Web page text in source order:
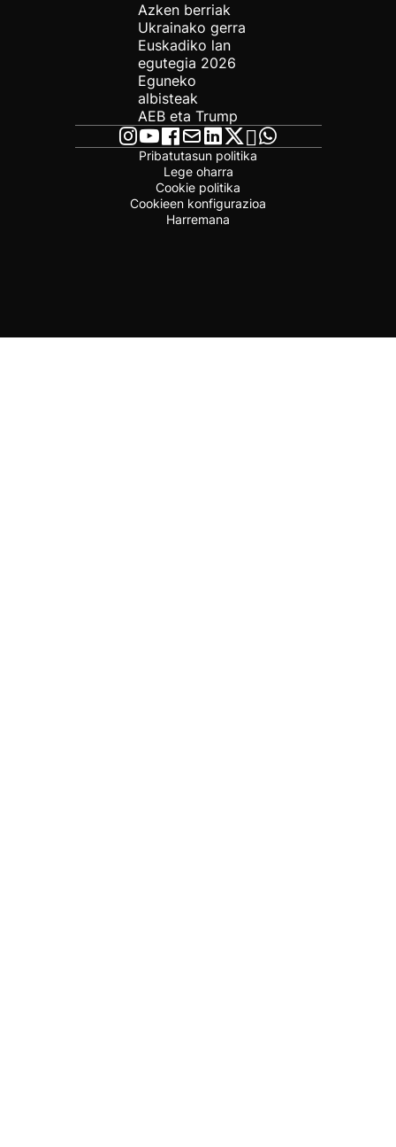
Azken berriak
Ukrainako gerra
Euskadiko lan
egutegia 2026
Eguneko
albisteak
AEB eta Trump
Pribatutasun politika
Lege oharra
Cookie politika
Cookieen konfigurazioa
Harremana